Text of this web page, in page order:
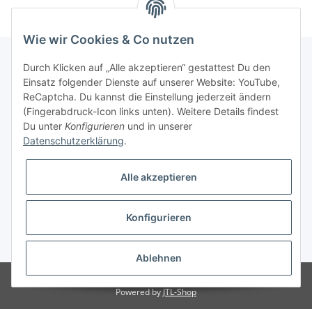
Gesetzliche Informationen
Partner
* Alle Preise inkl. gesetzlicher USt., zzgl.Versand
© SOGAMBO
Powered byJTL-Shop
Wie wir Cookies & Co nutzen
Durch Klicken auf „Alle akzeptieren“ gestattest Du den
Einsatz folgender Dienste auf unserer Website: YouTube,
ReCaptcha. Du kannst die Einstellung jederzeit ändern
(Fingerabdruck-Icon links unten). Weitere Details findest
Du unter Konfigurieren und in unserer
Datenschutzerklärung.
Alle akzeptieren
Konfigurieren
Ablehnen